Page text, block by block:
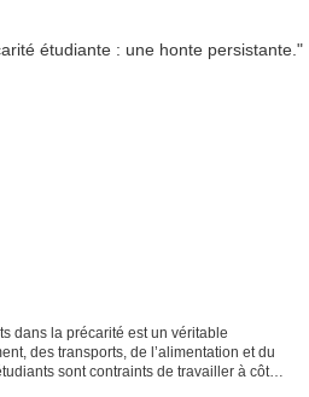
dans la précarité est un véritable
des transports, de l’alimentation et du
sont contraints de travailler à côté